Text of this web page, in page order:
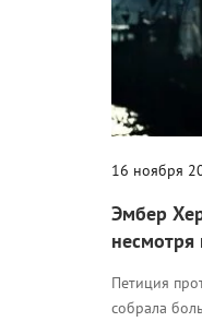
16 ноября
Эмбер
несмотря
Петиция
собрала